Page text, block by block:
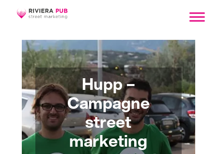
Hupp –
Campagne
street
marketing